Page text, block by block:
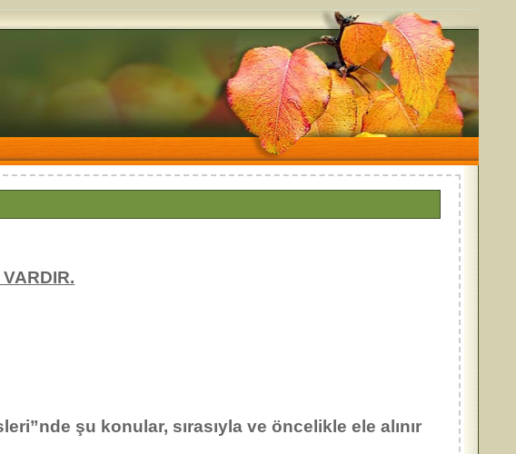
şu konular, sırasıyla ve öncelikle ele alınır